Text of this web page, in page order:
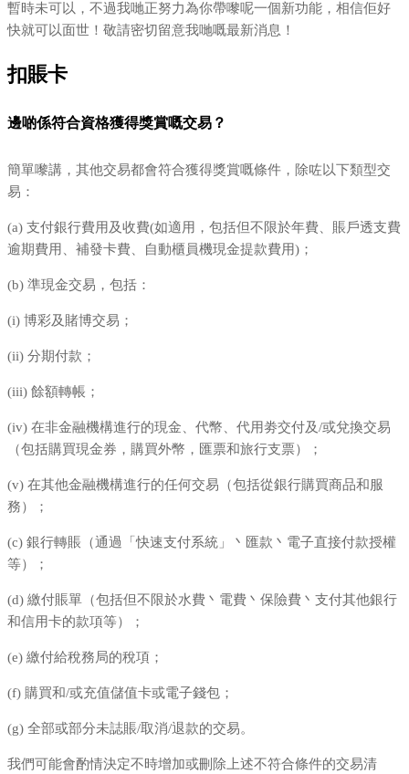
暫時未可以，不過我哋正努力為你帶嚟呢一個新功能，相信佢好
快就可以面世！敬請密切留意我哋嘅最新消息！
扣賬卡
邊啲係符合資格獲得獎賞嘅交易？
簡單嚟講，其他交易都會符合獲得獎賞嘅條件，除咗以下類型交
易：
(a) 支付銀行費用及收費(如適用，包括但不限於年費、賬戶透支費
逾期費用、補發卡費、自動櫃員機現金提款費用)；
(b) 準現金交易，包括：
(i) 博彩及賭博交易；
(ii) 分期付款；
(iii) 餘額轉帳；
(iv) 在非金融機構進行的現金、代幣、代用劵交付及/或兌換交易
（包括購買現金券，購買外幣，匯票和旅行支票）；
(v) 在其他金融機構進行的任何交易（包括從銀行購買商品和服
務）；
(c) 銀行轉賬（通過「快速支付系統」丶匯款丶電子直接付款授權
等）；
(d) 繳付賬單（包括但不限於水費丶電費丶保險費丶支付其他銀行
和信用卡的款項等）；
(e) 繳付給稅務局的稅項；
(f) 購買和/或充值儲值卡或電子錢包；
(g) 全部或部分未誌賬/取消/退款的交易。
我們可能會酌情決定不時增加或刪除上述不符合條件的交易清